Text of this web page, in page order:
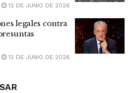
12 DE JUNIO DE 2026
legales contra
12 DE JUNIO DE 2026